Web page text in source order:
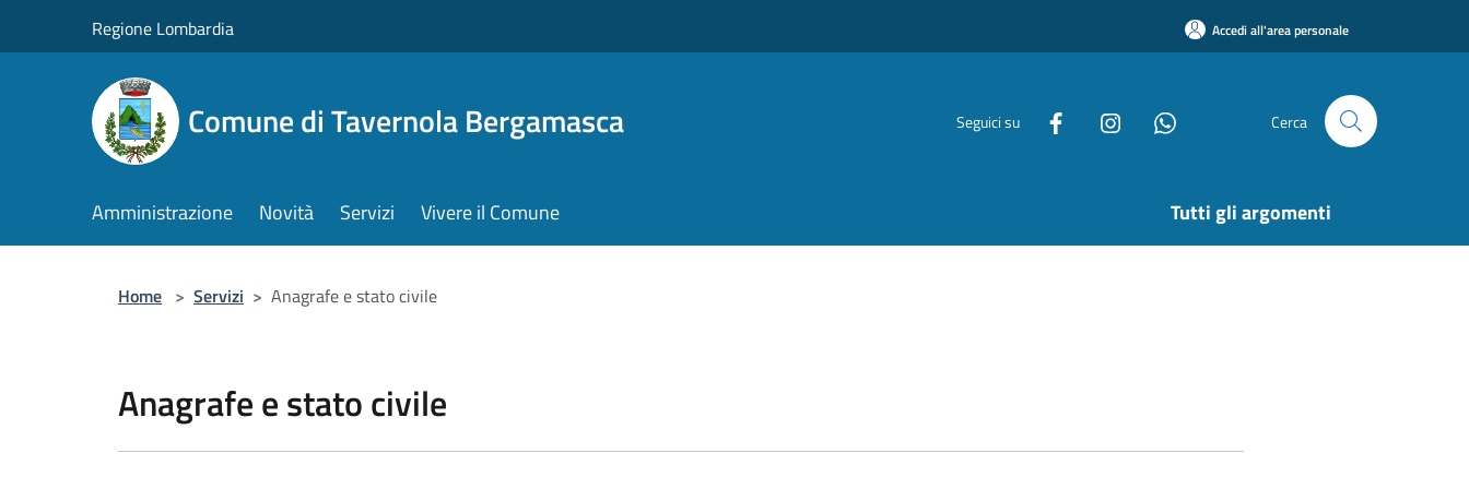
Regione Lombardia Accedi all'area personale
Comune di Tavernola Bergamasca Seguici su Cerca
Amministrazione Novità Servizi Vivere il Comune Tutti gli argomenti
Home > Servizi > Anagrafe e stato civile
Anagrafe e stato civile